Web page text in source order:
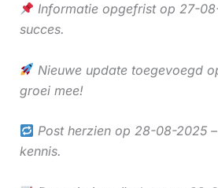
Informatie opgefrist op 27-
succes.
Nieuwe update toegevoegd
groei mee!
Post herzien op 28-08-2025
kennis.